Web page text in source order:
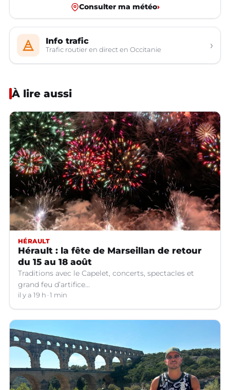
Consulter ma météo›
Info trafic
Trafic routier en direct en Occitanie ›
À lire aussi
HÉRAULT
Hérault : la fête de Marseillan de retour
du 15 au 18 août
Traditions avec le Capelet, concerts, spectacles et
grand feu d’artifice...
il y a 19 h 1 min